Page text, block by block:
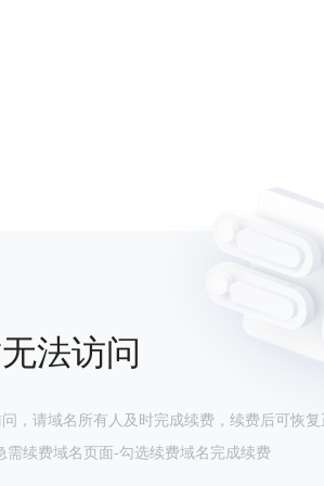
法访问
，请域名所有人及时完成续费，续费后可恢复
续费域名页面-勾选续费域名完成续费